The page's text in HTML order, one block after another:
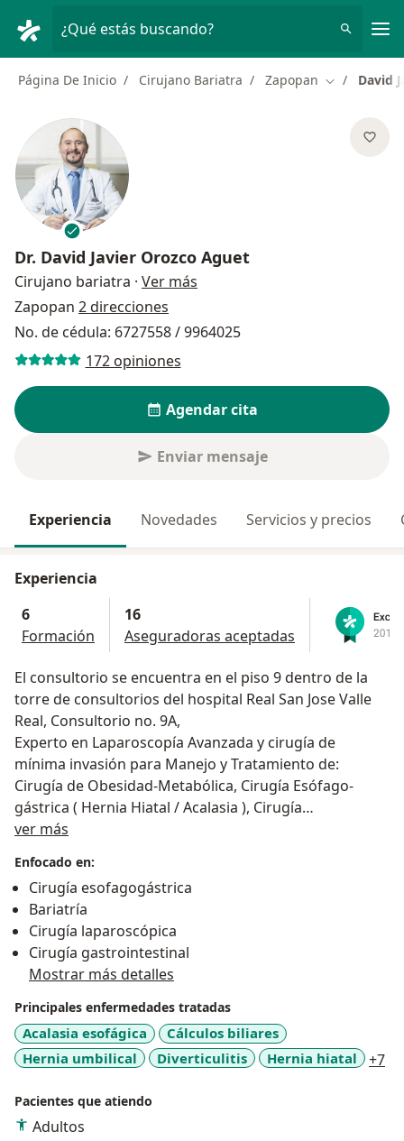
¿Qué estás buscando?
Página De Inicio Cirujano Bariatra Zapopan Cambiar de
David
Dr. David Javier Orozco Aguet
Cirujano bariatra · Ver más
Zapopan 2 direcciones
No. de cédula: 6727558 / 9964025
172 opiniones
Agendar cita
Enviar mensaje
Experiencia Novedades Servicios y precios
Experiencia
6
Formación
16
Aseguradoras aceptadas
El consultorio se encuentra en el piso 9 dentro de la
torre de consultorios del hospital Real San Jose Valle
Real, Consultorio no. 9A,
Experto en Laparoscopía Avanzada y cirugía de
mínima invasión para Manejo y Tratamiento de:
Cirugía de Obesidad-Metabólica, Cirugía Esófago-
gástrica ( Hernia Hiatal / Acalasia ), Cirugía
Gastrointestinal, Reparación de Hernias de Pared
como Urgencias quirúrgicas como apendicitis aguda,
colecistitis aguda (inflamacion de la vesícula por
piedras).
ver más
Enfocado en:
Cirugía esofagogástrica
Bariatría
Cirugía laparoscópica
Cirugía gastrointestinal
Mostrar más detalles
Principales enfermedades tratadas
Acalasia esofágica
Cálculos biliares
Hernia umbilical
Diverticulitis Hernia hiatal +7
Pacientes que atiendo
Adultos